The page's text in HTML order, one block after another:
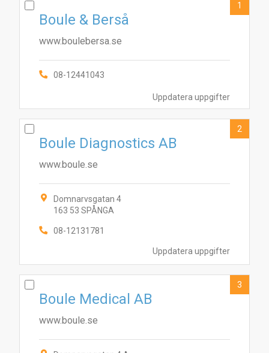
Uppdatera uppgifter
Boule & Berså
www.boulebersa.se
08-12441043
1
Uppdatera uppgifter
Boule Diagnostics AB
www.boule.se
Domnarvsgatan 4
163 53 SPÅNGA
08-12131781
2
Boule Medical AB
www.boule.se
3